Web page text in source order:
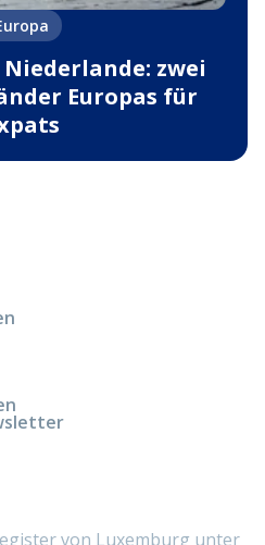
zwei
Europas für
von Luxemburg unter